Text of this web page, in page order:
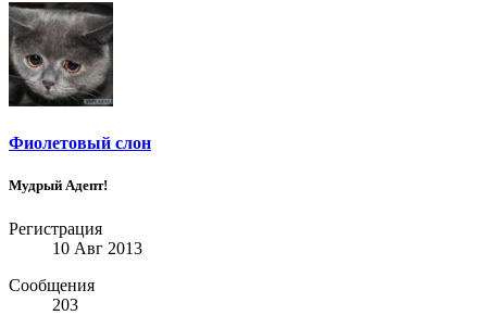
Фиолетовый слон
Мудрый Адепт!
Регистрация
10 Авг 2013
Сообщения
203